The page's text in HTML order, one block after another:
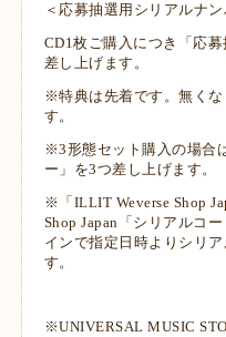
＜応募抽選用シリアルナン
CD1枚ご購入につき「応
差し上げます。
※特典は先着です。無く
す。
※3形態セット購入の場合
ー」を3つ差し上げます。
※「ILLIT Weverse Shop
Shop Japan「シリアルコ
インで指定日時よりシリ
す。
※UNIVERSAL MUSIC